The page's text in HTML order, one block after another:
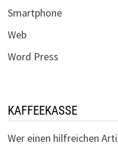
Smartphone
Web
Word Press
KAFFEEKASSE
Wer einen hilfreichen